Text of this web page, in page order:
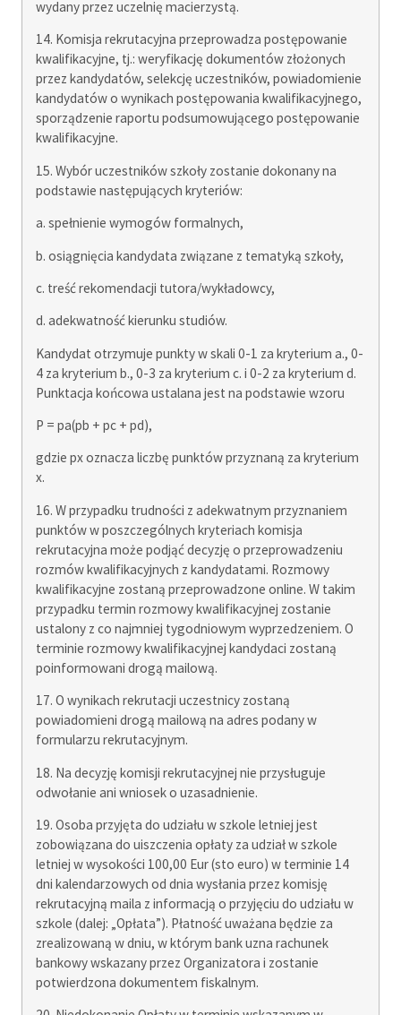
wydany przez uczelnię macierzystą.
14. Komisja rekrutacyjna przeprowadza postępowanie
kwalifikacyjne, tj.: weryfikację dokumentów złożonych
przez kandydatów, selekcję uczestników, powiadomienie
kandydatów o wynikach postępowania kwalifikacyjnego,
sporządzenie raportu podsumowującego postępowanie
kwalifikacyjne.
15. Wybór uczestników szkoły zostanie dokonany na
podstawie następujących kryteriów:
a. spełnienie wymogów formalnych,
b. osiągnięcia kandydata związane z tematyką szkoły,
c. treść rekomendacji tutora/wykładowcy,
d. adekwatność kierunku studiów.
Kandydat otrzymuje punkty w skali 0-1 za kryterium a., 0-
4 za kryterium b., 0-3 za kryterium c. i 0-2 za kryterium d.
Punktacja końcowa ustalana jest na podstawie wzoru
P = pa(pb + pc + pd),
gdzie px oznacza liczbę punktów przyznaną za kryterium
x.
16. W przypadku trudności z adekwatnym przyznaniem
punktów w poszczególnych kryteriach komisja
rekrutacyjna może podjąć decyzję o przeprowadzeniu
rozmów kwalifikacyjnych z kandydatami. Rozmowy
kwalifikacyjne zostaną przeprowadzone online. W takim
przypadku termin rozmowy kwalifikacyjnej zostanie
ustalony z co najmniej tygodniowym wyprzedzeniem. O
terminie rozmowy kwalifikacyjnej kandydaci zostaną
poinformowani drogą mailową.
17. O wynikach rekrutacji uczestnicy zostaną
powiadomieni drogą mailową na adres podany w
formularzu rekrutacyjnym.
18. Na decyzję komisji rekrutacyjnej nie przysługuje
odwołanie ani wniosek o uzasadnienie.
19. Osoba przyjęta do udziału w szkole letniej jest
zobowiązana do uiszczenia opłaty za udział w szkole
letniej w wysokości 100,00 Eur (sto euro) w terminie 14
dni kalendarzowych od dnia wysłania przez komisję
rekrutacyjną maila z informacją o przyjęciu do udziału w
szkole (dalej: „Opłata”). Płatność uważana będzie za
zrealizowaną w dniu, w którym bank uzna rachunek
bankowy wskazany przez Organizatora i zostanie
potwierdzona dokumentem fiskalnym.